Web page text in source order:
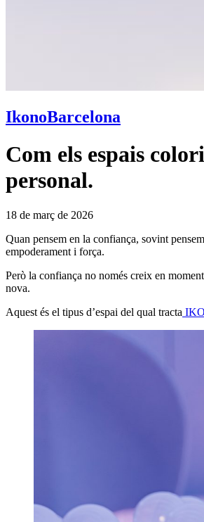
IkonoBarcelona
Com els espais
personal.
18 de març de 2026
Quan pensem en la confiança, sovint
empoderament i força.
Però la confiança no només creix en
nova.
Aquest és el tipus d’espai del qual tracta